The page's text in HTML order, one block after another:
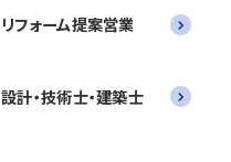
リフォーム提案営業
設計・技術士・建築士